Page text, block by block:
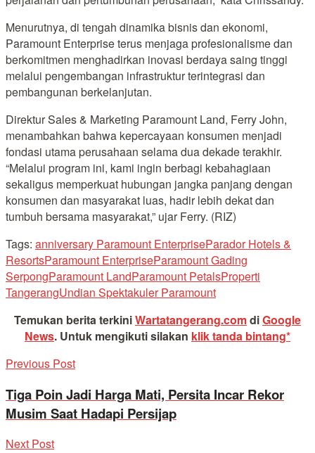
Menurutnya, di tengah dinamika bisnis dan ekonomi,
Paramount Enterprise terus menjaga profesionalisme dan
berkomitmen menghadirkan inovasi berdaya saing tinggi
melalui pengembangan infrastruktur terintegrasi dan
pembangunan berkelanjutan.
Direktur Sales & Marketing Paramount Land, Ferry John,
menambahkan bahwa kepercayaan konsumen menjadi
fondasi utama perusahaan selama dua dekade terakhir.
“Melalui program ini, kami ingin berbagi kebahagiaan
sekaligus memperkuat hubungan jangka panjang dengan
konsumen dan masyarakat luas, hadir lebih dekat dan
tumbuh bersama masyarakat,” ujar Ferry. (RIZ)
Tags: anniversary Paramount EnterpriseParador Hotels &
ResortsParamount EnterpriseParamount Gading
SerpongParamount LandParamount PetalsProperti
TangerangUndian Spektakuler Paramount
Temukan berita terkiniWartatangerang.comdiGoogle
News. Untuk mengikuti silakan klik tanda bintang*
Previous Post
Tiga Poin Jadi Harga Mati, Persita Incar Rekor
Musim Saat Hadapi Persijap
Next Post